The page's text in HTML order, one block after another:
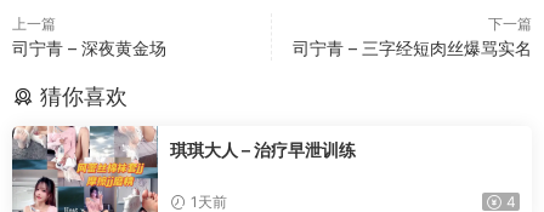
上一篇
司宁青 – 深夜黄金场
下一篇
司宁青 – 三字经短肉丝爆骂实名
猜你喜欢
琪琪大人 – 治疗早泄训练
1天前 4